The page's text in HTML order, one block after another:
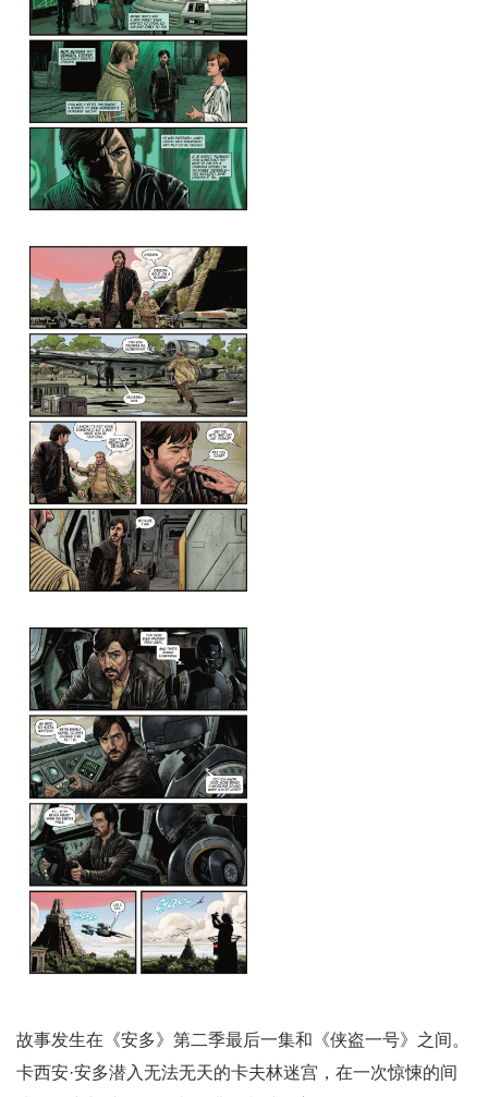
故事发生在《安多》第二季最后一集和《侠盗一号》之间。
卡西安·安多潜入无法无天的卡夫林迷宫，在一次惊悚的间